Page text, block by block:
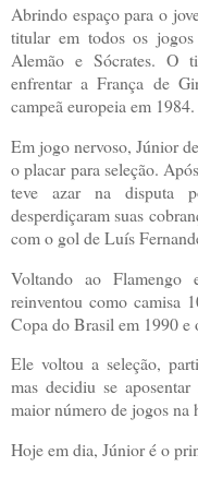
Abrindo espaço para o
titular em todos os
Alemão e Sócrates. O
enfrentar a França de
campeã europeia em 1984.
Em jogo nervoso, Júnior
o placar para seleção.
teve azar na disputa
desperdiçaram suas
com o gol de Luís
Voltando ao Flamengo
reinventou como camisa
Copa do Brasil em 1990 e
Ele voltou a seleção,
mas decidiu se
maior número de jogos na
Hoje em dia, Júnior é o